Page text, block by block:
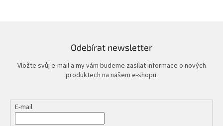
Odebírat newsletter
Vložte svůj e-mail a my vám budeme zasílat informace o nových
produktech na našem e-shopu.
E-mail